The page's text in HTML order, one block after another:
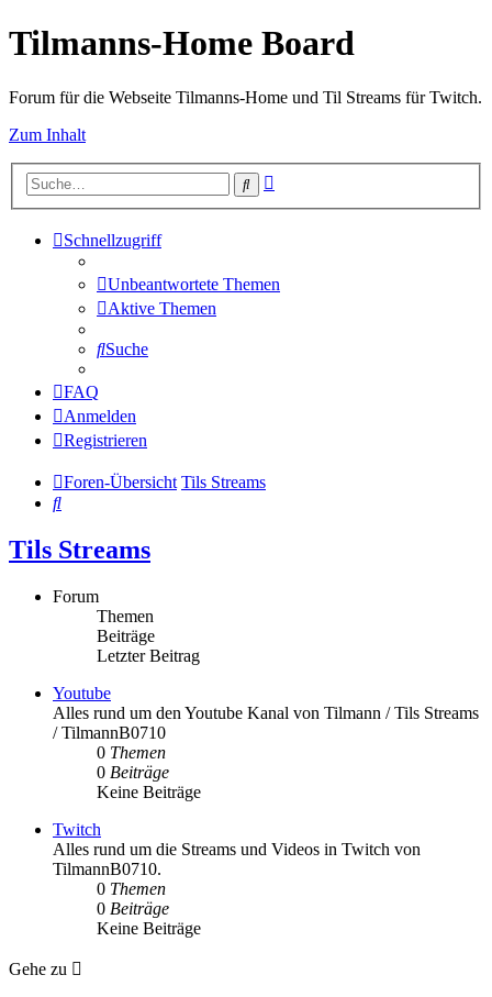
Tilmanns-Home Board
Forum für die Webseite Tilmanns-Home und Til Streams für Twitch.
Zum Inhalt
Suche
Schnellzugriff
Unbeantwortete Themen
Aktive Themen
Suche
FAQ
Anmelden
Registrieren
Foren-Übersicht Tils Streams
Suche
Tils Streams
Forum
Themen
Beiträge
Letzter Beitrag
Youtube
Alles rund um den Youtube Kanal von Tilmann / Tils Streams
/ TilmannB0710
0 Themen
0 Beiträge
Keine Beiträge
Twitch
Alles rund um die Streams und Videos in Twitch von
TilmannB0710.
0 Themen
0 Beiträge
Keine Beiträge
Gehe zu